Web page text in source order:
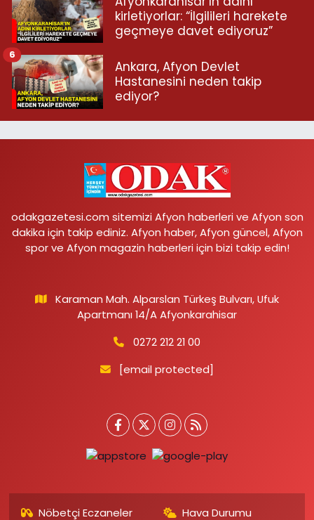
kirletiyorlar: “İlgilileri harekete
geçmeye davet ediyoruz”
Ankara, Afyon Devlet
Hastanesini neden takip
ediyor?
6
odakgazetesi.com sitemizi Afyon haberleri ve Afyon son
dakika için takip ediniz. Afyon haber, Afyon güncel, Afyon
spor ve Afyon magazin haberleri için bizi takip edin!
Karaman Mah. Alparslan Türkeş Bulvarı, Ufuk
Apartmanı 14/A Afyonkarahisar
0272 212 21 00
[email protected]
Nöbetçi Eczaneler Hava Durumu